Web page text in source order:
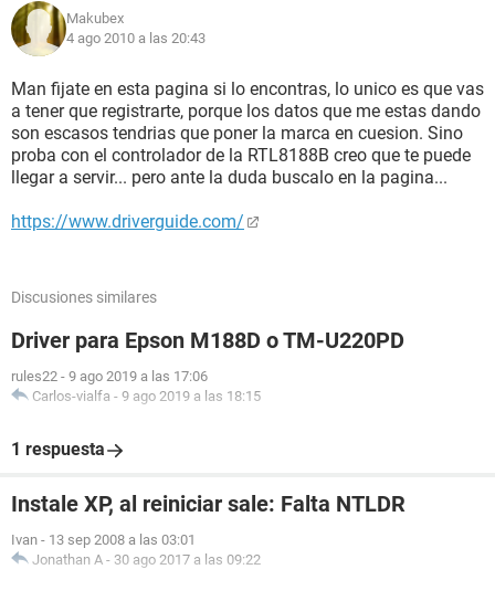
Makubex
4 ago 2010 a las 20:43
Man fijate en esta pagina si lo encontras, lo unico es que vas
a tener que registrarte, porque los datos que me estas dando
son escasos tendrias que poner la marca en cuesion. Sino
proba con el controlador de la RTL8188B creo que te puede
llegar a servir... pero ante la duda buscalo en la pagina...
https://www.driverguide.com/
Discusiones similares
Driver para Epson M188D o TM-U220PD
rules22 - 9 ago 2019 a las 17:06
Carlos-vialfa - 9 ago 2019 a las 18:15
1 respuesta
Instale XP, al reiniciar sale: Falta NTLDR
Ivan - 13 sep 2008 a las 03:01
Jonathan A - 30 ago 2017 a las 09:22